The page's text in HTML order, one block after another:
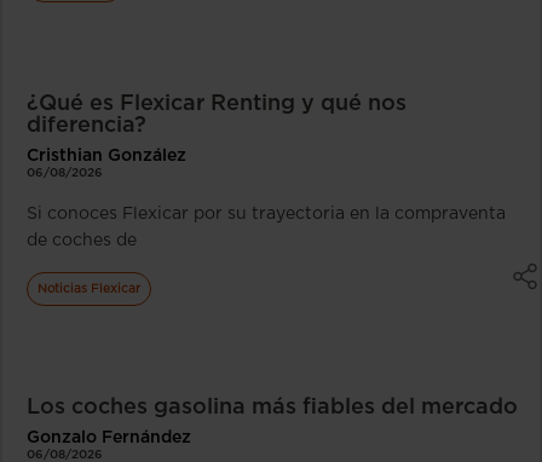
¿Qué es Flexicar Renting y qué nos
diferencia?
Cristhian González
06/08/2026
Si conoces Flexicar por su trayectoria en la compraventa
de coches de
Noticias Flexicar
Los coches gasolina más fiables del mercado
Gonzalo Fernández
06/08/2026